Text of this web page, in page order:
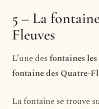
5 – La
Fleuves
L’une desfontaines
fontaine des Quatre-
La fontaine se trouve